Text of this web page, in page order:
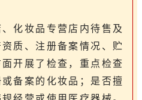
化妆品专营店内待售及
质、注册备案情况、贮
开展了检查，重点检查
备案的化妆品；是否擅